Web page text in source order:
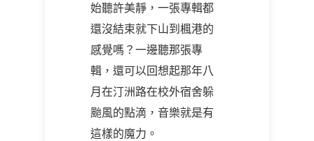
始聽許美靜，一張專輯都
還沒結束就下山到楓港的
感覺嗎？一邊聽那張專
輯，還可以回想起那年八
月在汀洲路在校外宿舍躲
颱風的點滴，音樂就是有
這樣的魔力。